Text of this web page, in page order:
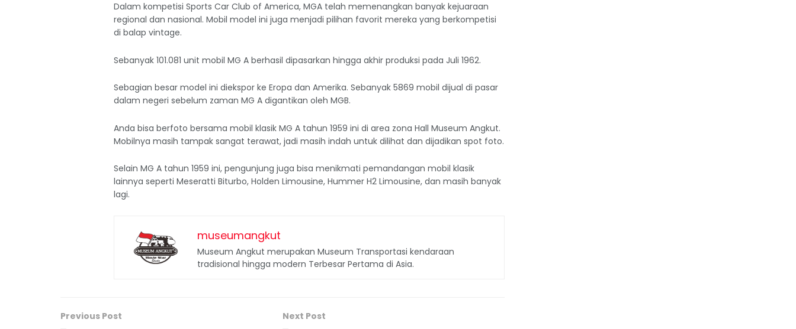
Dalam kompetisi Sports Car Club of America, MGA telah memenangkan banyak kejuaraan
regional dan nasional. Mobil model ini juga menjadi pilihan favorit mereka yang berkompetisi
di balap vintage.
Sebanyak 101.081 unit mobil MG A berhasil dipasarkan hingga akhir produksi pada Juli 1962.
Sebagian besar model ini diekspor ke Eropa dan Amerika. Sebanyak 5869 mobil dijual di pasar
dalam negeri sebelum zaman MG A digantikan oleh MGB.
Anda bisa berfoto bersama mobil klasik MG A tahun 1959 ini di area zona Hall Museum Angkut.
Mobilnya masih tampak sangat terawat, jadi masih indah untuk dilihat dan dijadikan spot foto.
Selain MG A tahun 1959 ini, pengunjung juga bisa menikmati pemandangan mobil klasik
lainnya seperti Meseratti Biturbo, Holden Limousine, Hummer H2 Limousine, dan masih banyak
lagi.
museumangkut
Museum Angkut merupakan Museum Transportasi kendaraan
tradisional hingga modern Terbesar Pertama di Asia.
Previous Post Next Post